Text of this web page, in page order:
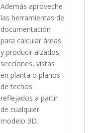
Además aproveche
las herramientas de
documentación
para calcular áreas
y producir alzados,
secciones, vistas
en planta o planos
de techos
reflejados a partir
de cualquier
modelo 3D.